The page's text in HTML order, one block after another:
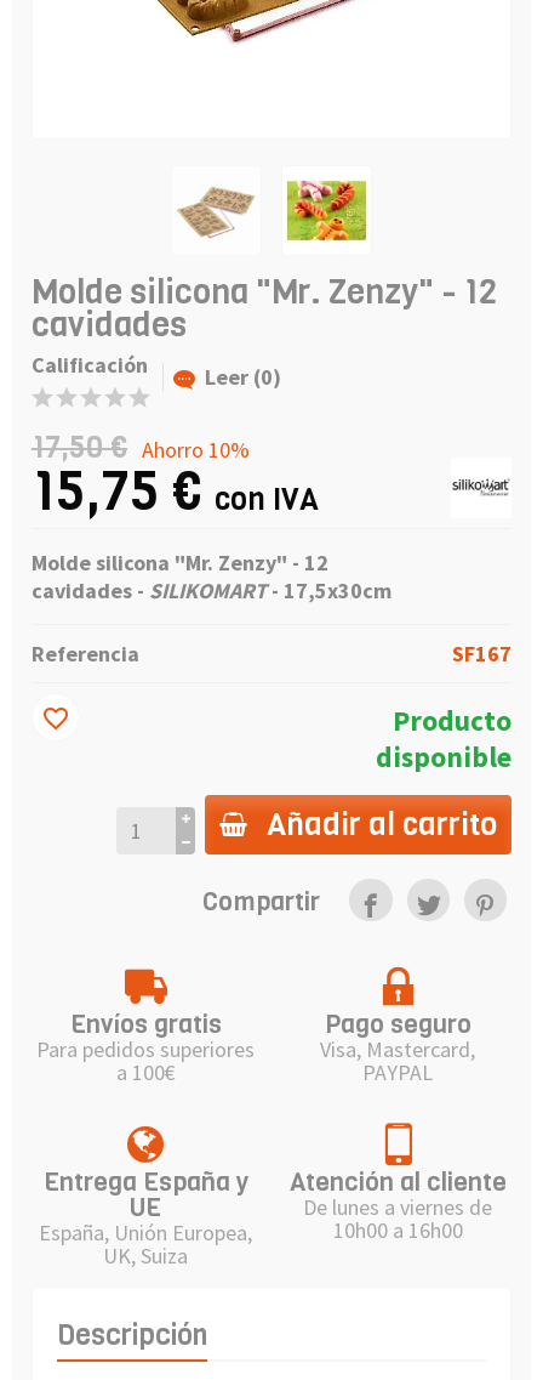
Molde silicona "Mr. Zenzy" - 12
cavidades
Calificación Leer (0)
17,50 € Ahorro 10%
15,75 € con IVA
Molde silicona "Mr. Zenzy" - 12
cavidades - SILIKOMART - 17,5x30cm
Referencia SF167
Producto
disponible
Añadir al carrito
favorite_border
Compartir
Envíos gratis
Para pedidos superiores
a 100€
Pago seguro
Visa, Mastercard,
PAYPAL
Entrega España y
UE
España, Unión Europea,
UK, Suiza
Atención al cliente
De lunes a viernes de
10h00 a 16h00
Descripción